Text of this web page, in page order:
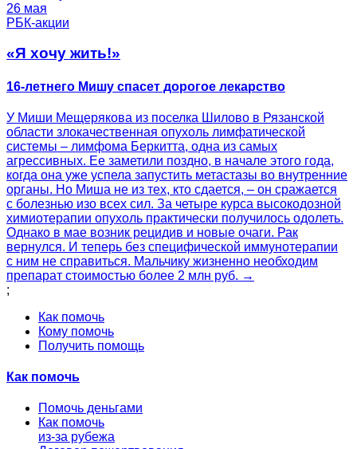
26 мая
РБК-акции
«Я хочу жить!»
16-летнего Мишу спасет дорогое лекарство
У Миши Мещерякова из поселка Шилово в Рязанской
области злокачественная опухоль лимфатической
системы – лимфома Беркитта, одна из самых
агрессивных. Ее заметили поздно, в начале этого года,
когда она уже успела запустить метастазы во внутренние
органы. Но Миша не из тех, кто сдается, – он сражается
с болезнью изо всех сил. За четыре курса высокодозной
химиотерапии опухоль практически получилось одолеть.
Однако в мае возник рецидив и новые очаги. Рак
вернулся. И теперь без специфической иммунотерапии
с ним не справиться. Мальчику жизненно необходим
препарат стоимостью более 2 млн руб. →
;
Как помочь
Кому помочь
Получить помощь
Как помочь
Помочь деньгами
Как помочь
из-за рубежа